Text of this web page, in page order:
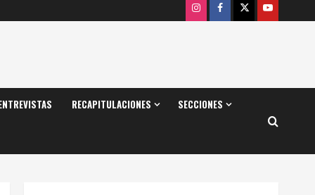
InstagramFacebook
X Youtube
RECAPITULACIONES SECCIONES